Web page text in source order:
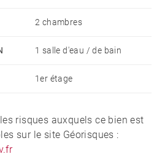
2 chambres
1 salle d'eau / de bain
1er étage
risques auxquels ce bien est
sur le site Géorisques :